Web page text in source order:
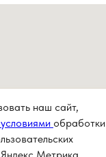
наш сайт,
обработки